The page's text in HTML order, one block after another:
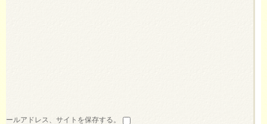
ールアドレス、サイトを保存する。